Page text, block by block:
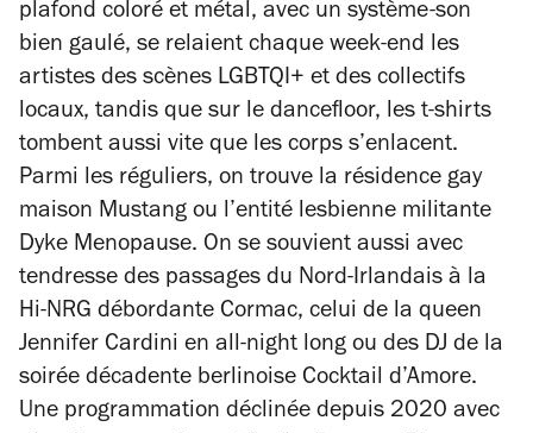
plafond coloré et métal, avec un système-son
bien gaulé, se relaient chaque week-end les
artistes des scènes LGBTQI+ et des collectifs
locaux, tandis que sur le dancefloor, les t-shirts
tombent aussi vite que les corps s’enlacent.
Parmi les réguliers, on trouve la résidence gay
maison Mustang ou l’entité lesbienne militante
Dyke Menopause. On se souvient aussi avec
tendresse des passages du Nord-Irlandais à la
Hi-NRG débordante Cormac, celui de la queen
Jennifer Cardini en all-night long ou des DJ de la
soirée décadente berlinoise Cocktail d’Amore.
Une programmation déclinée depuis 2020 avec